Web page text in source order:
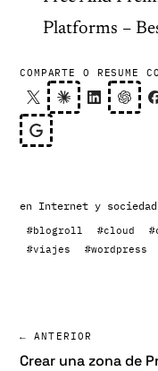
Platforms –
COMPARTE O RESUME
en Internet y sociedad
#blogroll #cloud
#viajes
#wordpress
← ANTERIOR
Crear una zona de